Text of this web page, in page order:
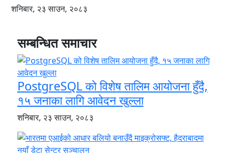
शनिबार, २३ साउन, २०८३
सम्बन्धित समाचार
PostgreSQL को विशेष तालिम आयोजना हुँदै,
१५ जनाका लागि आवेदन खुल्ला
शनिबार, २३ साउन, २०८३